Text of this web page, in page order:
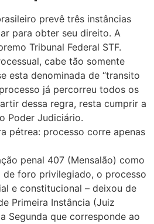
prevê três instâncias
para obter seu direito. A
Tribunal Federal STF.
cabe tão somente
esta denominada de “transito
já percorreu todos os
dessa regra, resta cumprir a
Poder Judiciário.
pétrea: processo corre apenas
penal 407 (Mensalão) como
de foro privilegiado, o processo
e constitucional – deixou de
Primeira Instância (Juiz
Segunda que corresponde ao